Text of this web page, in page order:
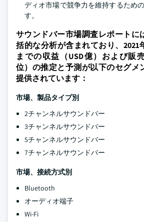
ディオ市場で競争力を維持するため
す。
サウンドバー市場調査レポートに
括的な分析が含まれており、2021
までの収益（USD億）および販
位）の推定と予測が以下のセグメ
提供されています：
市場、製品タイプ別
2チャンネルサウンドバー
3チャンネルサウンドバー
5チャンネルサウンドバー
7チャンネルサウンドバー
市場、接続方式別
Bluetooth
オーディオ端子
Wi-Fi